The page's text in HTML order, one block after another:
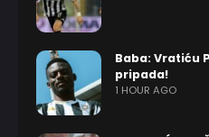
Baba: Vratiću
pripada!
1 HOUR AGO